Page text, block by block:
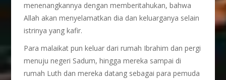
menenangkannya dengan memberitahukan, bahwa
Allah akan menyelamatkan dia dan keluarganya selain
istrinya yang kafir.
Para malaikat pun keluar dari rumah Ibrahim dan pergi
menuju negeri Sadum, hingga mereka sampai di
rumah Luth dan mereka datang sebagai para pemuda